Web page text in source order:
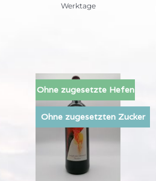
Werktage
Ohne zugesetzte Hefen
Ohne zugesetzten Zucker